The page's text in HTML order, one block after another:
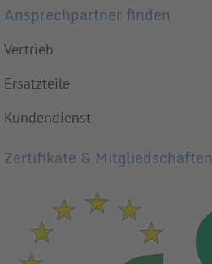
Ansprechpartner finden
Vertrieb
Ersatzteile
Kundendienst
Zertifikate & Mitgliedschaften